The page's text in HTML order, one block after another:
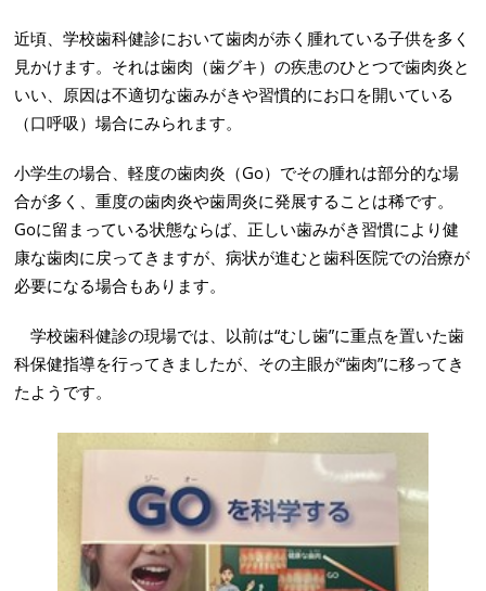
近頃、学校歯科健診において歯肉が赤く腫れている子供を多く
見かけます。それは歯肉（歯グキ）の疾患のひとつで歯肉炎と
いい、原因は不適切な歯みがきや習慣的にお口を開いている
（口呼吸）場合にみられます。
小学生の場合、軽度の歯肉炎（Go）でその腫れは部分的な場
合が多く、重度の歯肉炎や歯周炎に発展することは稀です。
Goに留まっている状態ならば、正しい歯みがき習慣により健
康な歯肉に戻ってきますが、病状が進むと歯科医院での治療が
必要になる場合もあります。
学校歯科健診の現場では、以前は“むし歯”に重点を置いた歯
科保健指導を行ってきましたが、その主眼が“歯肉”に移ってき
たようです。